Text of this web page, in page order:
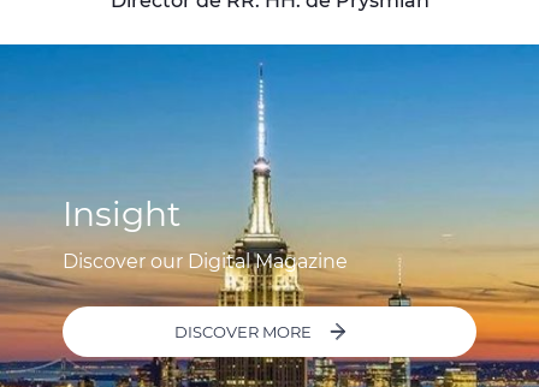
Insight
Discover our Digital Magazine
DISCOVER MORE